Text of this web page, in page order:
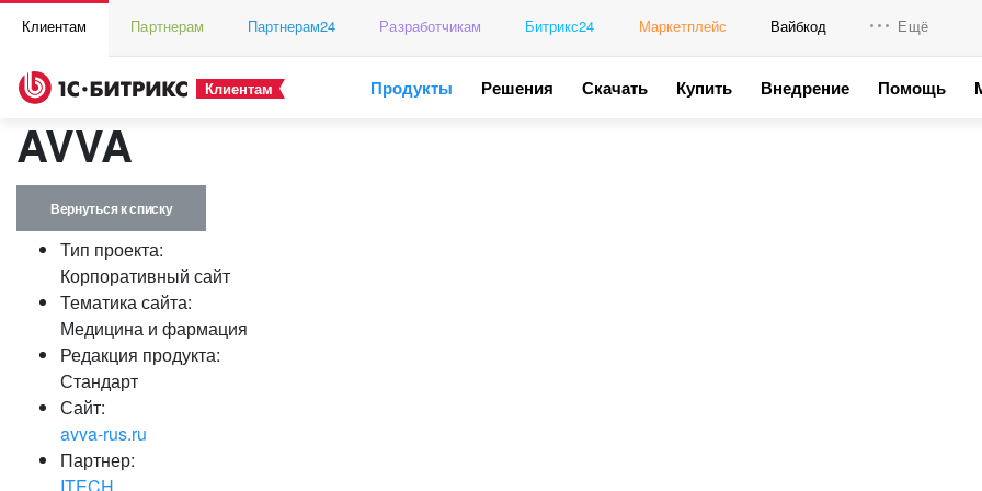
Клиентам Партнерам Партнерам24 Разработчикам Битрикс24 Маркетплейс Вайбкод Ещё
Клиентам Продукты Решения Скачать Купить Внедрение Помощь
AVVA
Вернуться к списку
Тип проекта:
Корпоративный сайт
Тематика сайта:
Медицина и фармация
Редакция продукта:
Стандарт
Сайт:
avva-rus.ru
Партнер: